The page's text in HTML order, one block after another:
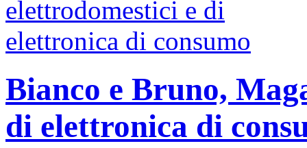
Bianco e Bruno,
di elettronica di